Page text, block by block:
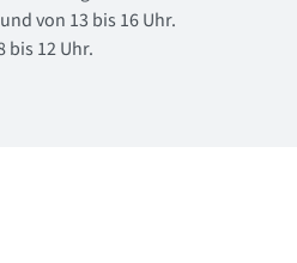
von 13 bis 16 Uhr.
bis 12 Uhr.